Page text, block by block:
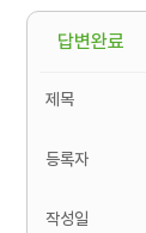
답변완료